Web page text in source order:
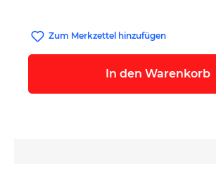
Zum Merkzettel hinzufügen
In den Warenkorb